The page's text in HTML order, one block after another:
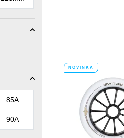
85A
90A
NOVINKA